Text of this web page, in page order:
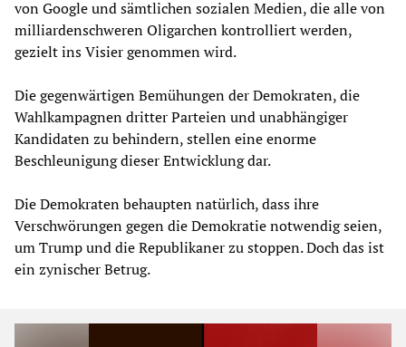
von Google und sämtlichen sozialen Medien, die alle von
milliardenschweren Oligarchen kontrolliert werden,
gezielt ins Visier genommen wird.
Die gegenwärtigen Bemühungen der Demokraten, die
Wahlkampagnen dritter Parteien und unabhängiger
Kandidaten zu behindern, stellen eine enorme
Beschleunigung dieser Entwicklung dar.
Die Demokraten behaupten natürlich, dass ihre
Verschwörungen gegen die Demokratie notwendig seien,
um Trump und die Republikaner zu stoppen. Doch das ist
ein zynischer Betrug.